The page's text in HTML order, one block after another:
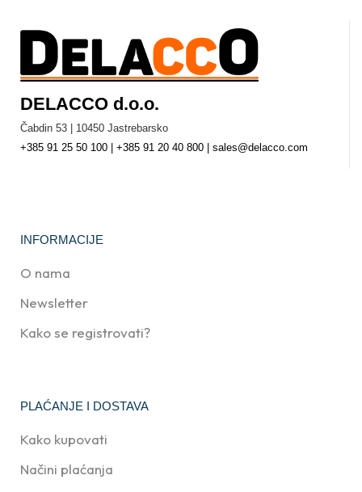
DELACCO d.o.o.
Čabdin 53 | 10450 Jastrebarsko
+385 91 25 50 100 | +385 91 20 40 800 | sales@delacco.com
INFORMACIJE
O nama
Newsletter
Kako se registrovati?
PLAĆANJE I DOSTAVA
Kako kupovati
Načini plaćanja